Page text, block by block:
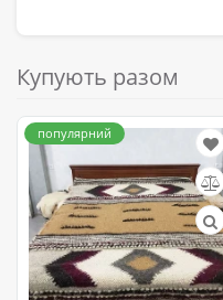
Купують разом
популярний